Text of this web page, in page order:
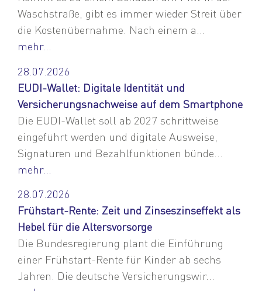
Waschstraße, gibt es immer wieder Streit über
die Kostenübernahme. Nach einem a...
mehr...
28.07.2026
EUDI-Wallet: Digitale Identität und
Versicherungsnachweise auf dem Smartphone
Die EUDI-Wallet soll ab 2027 schrittweise
eingeführt werden und digitale Ausweise,
Signaturen und Bezahlfunktionen bünde...
mehr...
28.07.2026
Frühstart-Rente: Zeit und Zinseszinseffekt als
Hebel für die Altersvorsorge
Die Bundesregierung plant die Einführung
einer Frühstart-Rente für Kinder ab sechs
Jahren. Die deutsche Versicherungswir...